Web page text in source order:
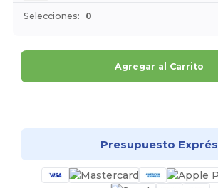
Selecciones: 0
Agregar al Carrito
Presupuesto Exprés